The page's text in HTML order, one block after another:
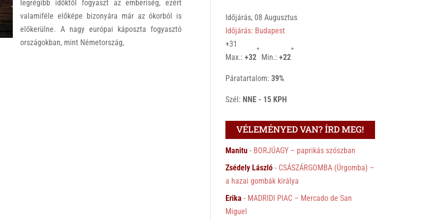
legrégibb időktől fogyaszt az emberiség, ezért
valamiféle előképe bizonyára már az ókorból is
előkerülne. A nagy európai káposzta fogyasztó
országokban, mint Németország,
Időjárás, 08 Augusztus
Időjárás: Budapest
+31
Max.:+32
°
Min.:+22
°
Páratartalom:39%
Szél: NNE - 15 KPH
VÉLEMÉNYED VAN? ÍRD MEG!
Manitu - BORJÚAGY – paprikás szószban
Zsédely László - CSÁSZÁRGOMBA (Úrgomba) –
a hazai gombák királya
Erika - MADRIDI PIAC – Mercado de San
Miguel